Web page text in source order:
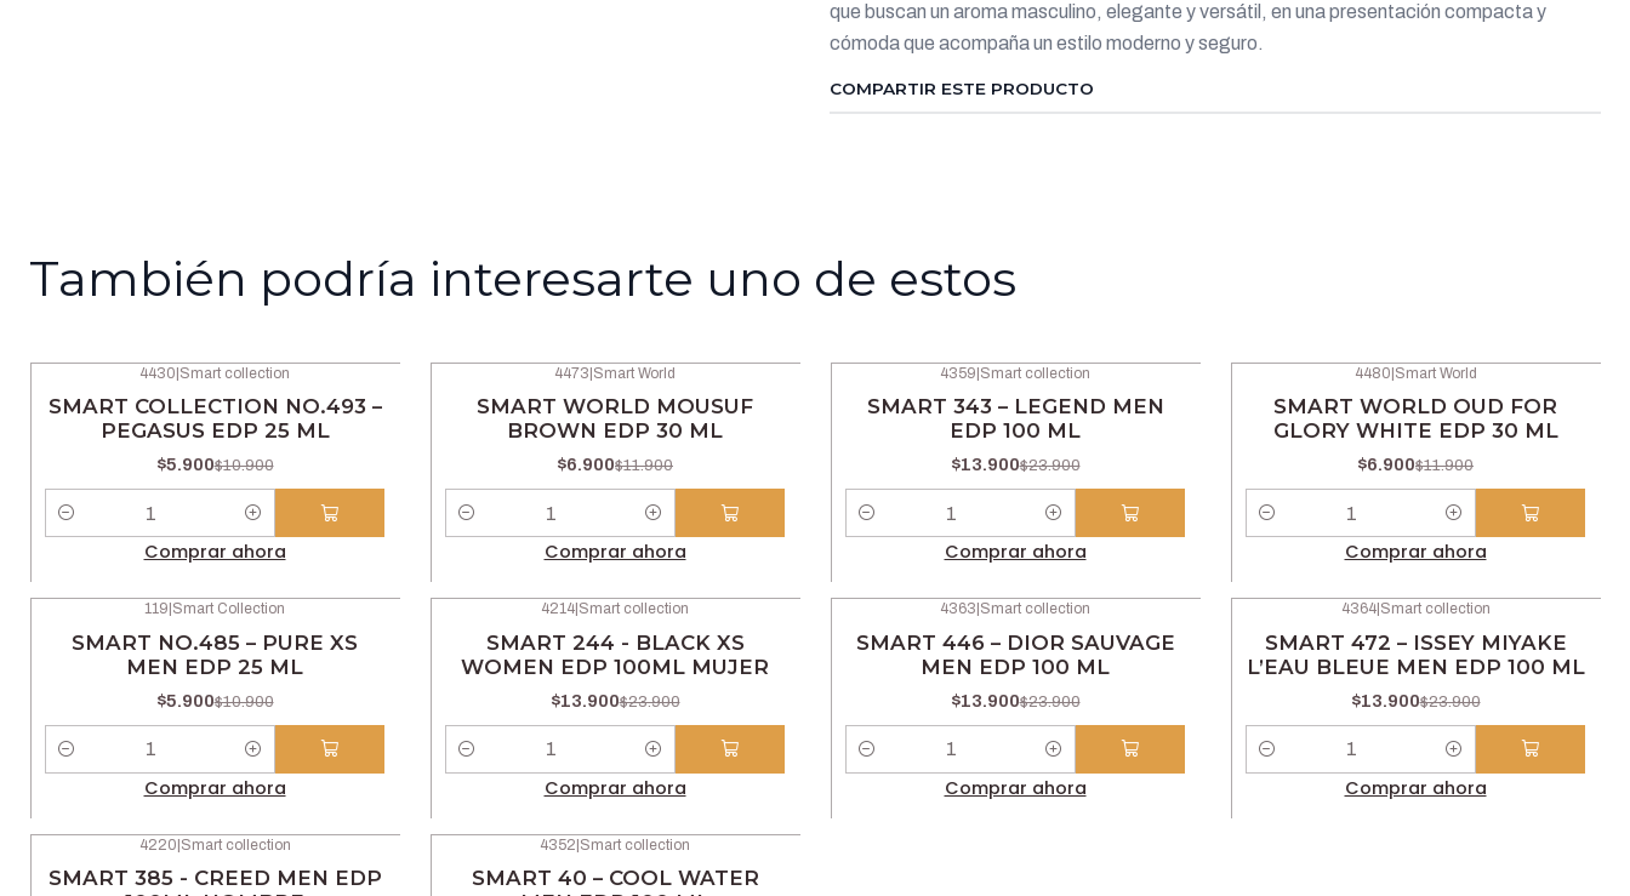
que buscan un aroma masculino, elegante y versátil, en una presentación compacta y
cómoda que acompaña un estilo moderno y seguro.
COMPARTIR ESTE PRODUCTO
También podría interesarte uno de estos
4430 Smart collection
SMART COLLECTION NO.493 –
PEGASUS EDP 25 ML
$5.900$10.900
Comprar ahora
4473 Smart World
SMART WORLD MOUSUF
BROWN EDP 30 ML
$6.900$11.900
Comprar ahora
4359 Smart collection
SMART 343 – LEGEND MEN
EDP 100 ML
$13.900$23.900
Comprar ahora
4480 Smart World
SMART WORLD OUD FOR
GLORY WHITE EDP 30 ML
$6.900$11.900
Comprar ahora
119 Smart Collection
SMART NO.485 – PURE XS
MEN EDP 25 ML
$5.900$10.900
Cantidad
Comprar ahora
4214 Smart collection
SMART 244 - BLACK XS
WOMEN EDP 100ML MUJER
$13.900$23.900
Cantidad
Comprar ahora
4363 Smart collection
SMART 446 – DIOR SAUVAGE
MEN EDP 100 ML
$13.900$23.900
Cantidad
Comprar ahora
4364| Smart collection
SMART 472 – ISSEY MIYAKE
L’EAU BLEUE MEN EDP 100 ML
$13.900$23.900
Cantidad
Comprar ahora
4220|Smart collection
SMART 385 - CREED MEN EDP
4352|Smart collection
SMART 40 – COOL WATER